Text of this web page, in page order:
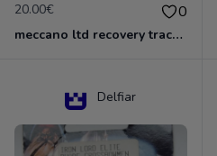
20.00€ 0
meccano ltd recovery tractor N°661
Delfiar